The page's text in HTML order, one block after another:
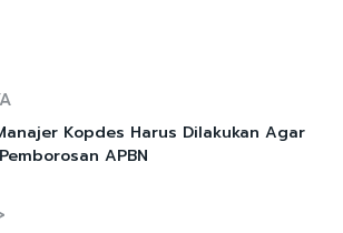
Kopdes Harus Dilakukan Agar
APBN